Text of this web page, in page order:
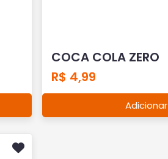
COCA COLA ZERO
R$ 4,99
Adicionar